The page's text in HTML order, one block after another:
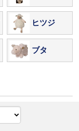
ヒツジ
ブタ